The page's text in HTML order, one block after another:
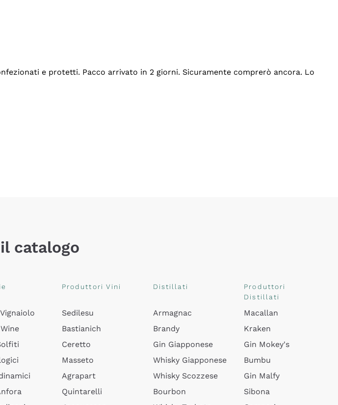
e protetti. Pacco arrivato in 2 giorni. Sicuramente comprerò ancora. Lo
catalogo
Produttori Vini
Sedilesu
Bastianich
Ceretto
Masseto
Agrapart
Quintarelli
Distillati
Armagnac
Brandy
Gin Giapponese
Whisky Giapponese
Whisky Scozzese
Bourbon
Produttori
Distillati
Macallan
Kraken
Gin Mokey's
Bumbu
Gin Malfy
Sibona